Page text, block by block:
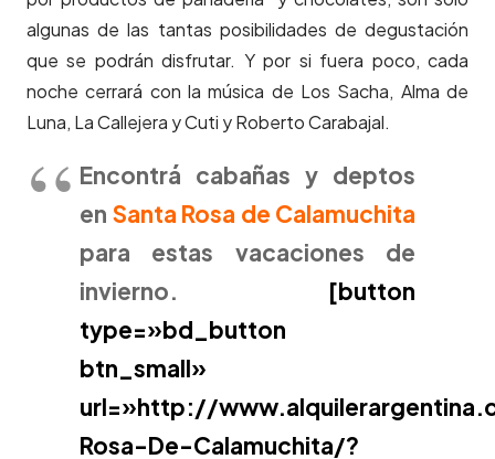
algunas de las tantas posibilidades de degustación
que se podrán disfrutar. Y por si fuera poco, cada
noche cerrará con la música de Los Sacha, Alma de
Luna, La Callejera y Cuti y Roberto Carabajal.
Encontrá cabañas y deptos
en Santa Rosa de Calamuchita
para estas vacaciones de
invierno. [button
type=»bd_button
btn_small»
url=»http://
Rosa-De-Calamuchita/?